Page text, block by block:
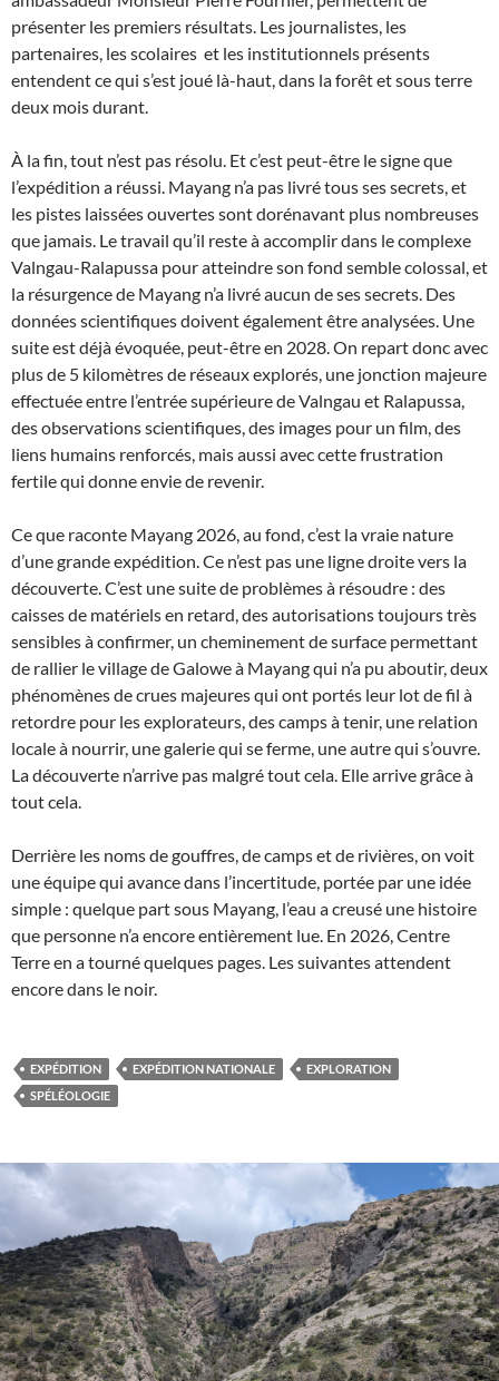
présenter les premiers résultats. Les journalistes, les
partenaires, les scolaires et les institutionnels présents
entendent ce qui s’est joué là-haut, dans la forêt et sous terre
deux mois durant.
À la fin, tout n’est pas résolu. Et c’est peut-être le signe que
l’expédition a réussi. Mayang n’a pas livré tous ses secrets, et
les pistes laissées ouvertes sont dorénavant plus nombreuses
que jamais. Le travail qu’il reste à accomplir dans le complexe
Valngau-Ralapussa pour atteindre son fond semble colossal, et
la résurgence de Mayang n’a livré aucun de ses secrets. Des
données scientifiques doivent également être analysées. Une
suite est déjà évoquée, peut-être en 2028. On repart donc avec
plus de 5 kilomètres de réseaux explorés, une jonction majeure
effectuée entre l’entrée supérieure de Valngau et Ralapussa,
des observations scientifiques, des images pour un film, des
liens humains renforcés, mais aussi avec cette frustration
fertile qui donne envie de revenir.
Ce que raconte Mayang 2026, au fond, c’est la vraie nature
d’une grande expédition. Ce n’est pas une ligne droite vers la
découverte. C’est une suite de problèmes à résoudre : des
caisses de matériels en retard, des autorisations toujours très
sensibles à confirmer, un cheminement de surface permettant
de rallier le village de Galowe à Mayang qui n’a pu aboutir, deux
phénomènes de crues majeures qui ont portés leur lot de fil à
retordre pour les explorateurs, des camps à tenir, une relation
locale à nourrir, une galerie qui se ferme, une autre qui s’ouvre.
La découverte n’arrive pas malgré tout cela. Elle arrive grâce à
tout cela.
Derrière les noms de gouffres, de camps et de rivières, on voit
une équipe qui avance dans l’incertitude, portée par une idée
simple : quelque part sous Mayang, l’eau a creusé une histoire
que personne n’a encore entièrement lue. En 2026, Centre
Terre en a tourné quelques pages. Les suivantes attendent
encore dans le noir.
EXPÉDITION EXPÉDITION NATIONALE
EXPLORATION
SPÉLÉOLOGIE